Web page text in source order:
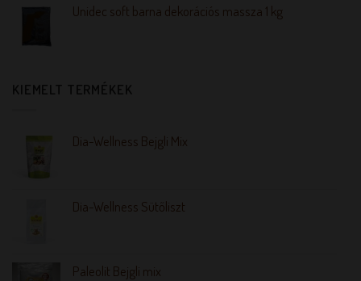
Unidec soft barna dekorációs massza 1 kg
KIEMELT TERMÉKEK
Dia-Wellness Bejgli Mix
Dia-Wellness Sütőliszt
Paleolit Bejgli mix